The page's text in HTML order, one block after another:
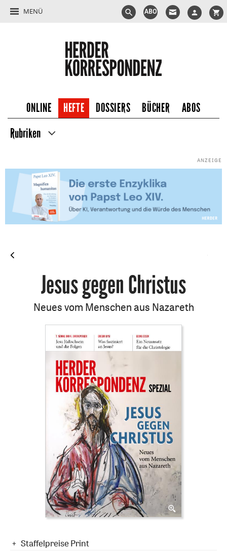
MENÜ ABO
ONLINE HEFTE DOSSIERS BÜCHER ABOS
Rubriken
Jesus gegen Christus
:
Neues vom Menschen aus Nazareth
Staffelpreise Print